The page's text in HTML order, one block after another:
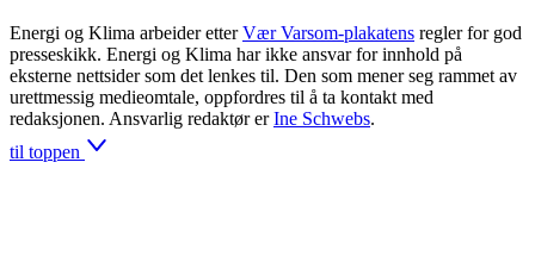
Energi og Klima arbeider etter Vær Varsom-plakatens regler for god
presseskikk. Energi og Klima har ikke ansvar for innhold på
eksterne nettsider som det lenkes til. Den som mener seg rammet av
urettmessig medieomtale, oppfordres til å ta kontakt med
redaksjonen. Ansvarlig redaktør er Ine Schwebs.
til toppen